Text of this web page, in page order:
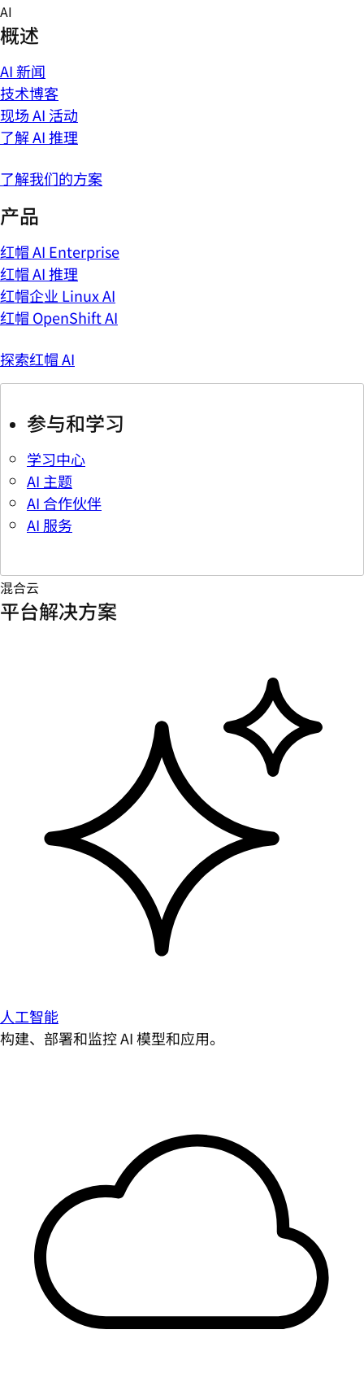
Skip
to
content
AI
概述
AI 新闻
技术博客
现场 AI 活动
了解 AI 推理
了解我们的方案
产品
红帽 AI Enterprise
红帽 AI 推理
红帽企业 Linux AI
红帽 OpenShift AI
探索红帽 AI
参与和学习
学习中心
AI 主题
AI 合作伙伴
AI 服务
混合云
平台解决方案
人工智能
构建、部署和监控 AI 模型和应用。